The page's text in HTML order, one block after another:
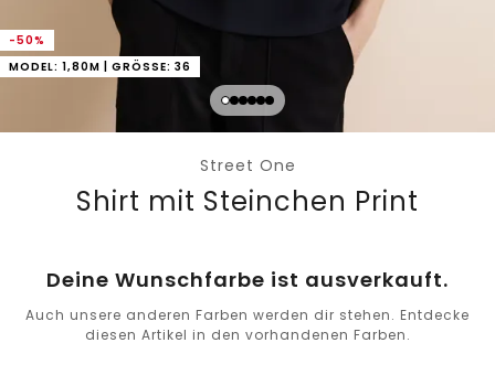
-50%
MODEL: 1,80M | GRÖSSE: 36
Street One
Shirt mit Steinchen Print
Deine Wunschfarbe ist ausverkauft.
Auch unsere anderen Farben werden dir stehen. Entdecke
diesen Artikel in den vorhandenen Farben.